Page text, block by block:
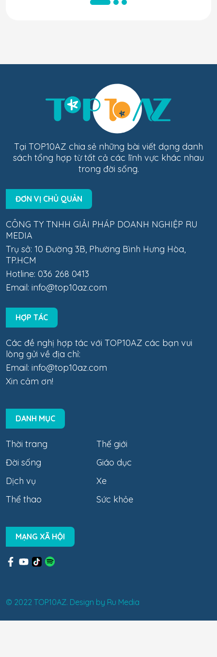
Tại TOP10AZ chia sẻ những bài viết dạng danh
sách tổng hợp từ tất cả các lĩnh vực khác nhau
trong đời sống.
ĐƠN VỊ CHỦ QUẢN
CÔNG TY TNHH GIẢI PHÁP DOANH NGHIỆP RU
MEDIA
Trụ sở: 10 Đường 3B, Phường Bình Hưng Hòa,
TP.HCM
Hotline: 036 268 0413
Email: info@top10az.com
HỢP TÁC
Các đề nghị hợp tác với TOP10AZ các bạn vui
lòng gửi về địa chỉ:
Email: info@top10az.com
Xin cảm ơn!
DANH MỤC
Thời trang
Thế giới
Đời sống
Giáo dục
Dịch vụ
Xe
Thể thao
Sức khỏe
MẠNG XÃ HỘI
© 2022 TOP10AZ. Design by Ru Media